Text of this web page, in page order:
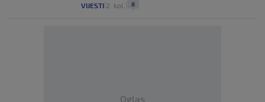
VIJESTI 2. kol. 8
Oglas